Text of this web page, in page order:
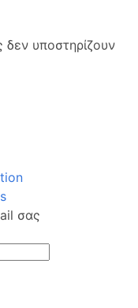
δεν υποστηρίζουν
σας